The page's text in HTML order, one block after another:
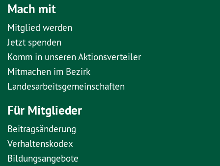
Mach mit
Mitglied werden
Jetzt spenden
Komm in unseren Aktionsverteiler
Mitmachen im Bezirk
Landesarbeitsgemeinschaften
Für Mitglieder
Beitragsänderung
Verhaltenskodex
Bildungsangebote